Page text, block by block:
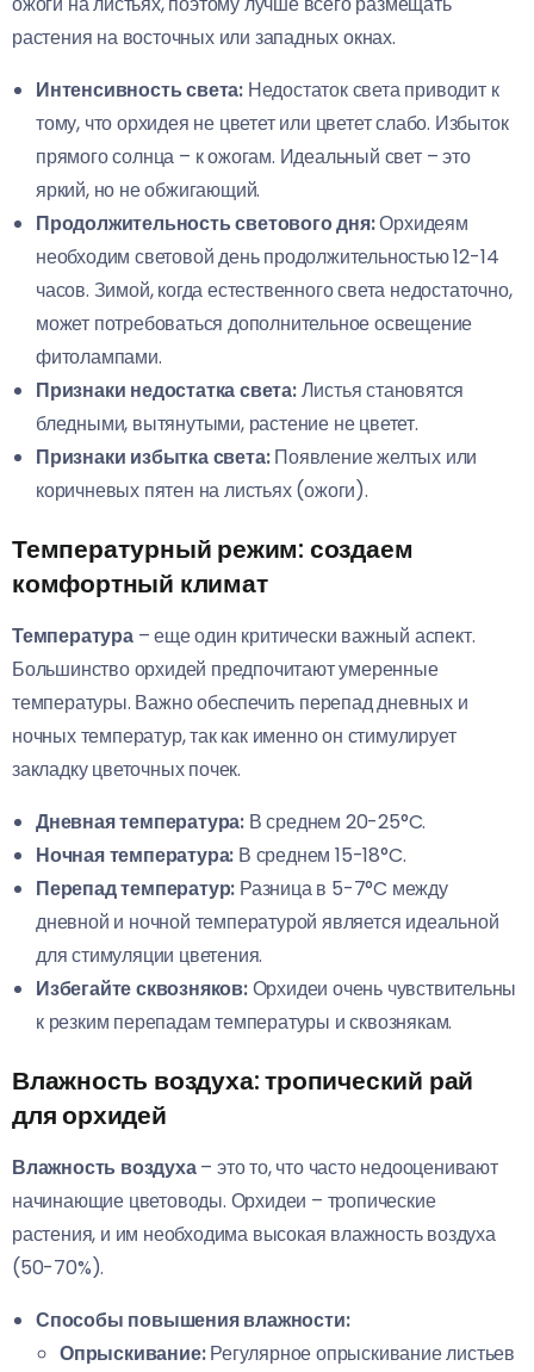
растения на восточных или западных окнах.
Интенсивность света: Недостаток света приводит к
тому, что орхидея не цветет или цветет слабо. Избыток
прямого солнца – к ожогам. Идеальный свет – это
яркий, но не обжигающий.
Продолжительность светового дня:Орхидеям
необходим световой день продолжительностью 12-14
часов. Зимой, когда естественного света недостаточно,
может потребоваться дополнительное освещение
фитолампами.
Признаки недостатка света:Листья становятся
бледными, вытянутыми, растение не цветет.
Признаки избытка света:Появление желтых или
коричневых пятен на листьях (ожоги).
Температурный режим: создаем
комфортный климат
Температура– еще один критически важный аспект.
Большинство орхидей предпочитают умеренные
температуры. Важно обеспечить перепад дневных и
ночных температур, так как именно он стимулирует
закладку цветочных почек.
Дневная температура: В среднем 20-25°C.
Ночная температура: В среднем 15-18°C.
Перепад температур: Разница в 5-7°C между
дневной и ночной температурой является идеальной
для стимуляции цветения.
Избегайте сквозняков:Орхидеи очень чувствительны
к резким перепадам температуры и сквознякам.
Влажность воздуха: тропический рай
для орхидей
Влажность воздуха– это то, что часто недооценивают
начинающие цветоводы. Орхидеи – тропические
растения, и им необходима высокая влажность воздуха
(50-70%).
Способы повышения влажности:
Опрыскивание:Регулярное опрыскивание листьев